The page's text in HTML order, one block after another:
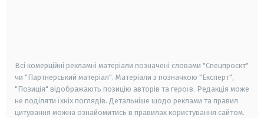
Всі комерційні рекламні матеріали позначені словами "Спецпроєкт"
чи "Партнерський матеріал". Матеріали з позначкою "Експерт",
"Позиція" відображають позицію авторів та героїв. Редакція може
не поділяти їхніх поглядів. Детальніше щодо реклами та правил
цитування можна ознайомитись в правилах користування сайтом.